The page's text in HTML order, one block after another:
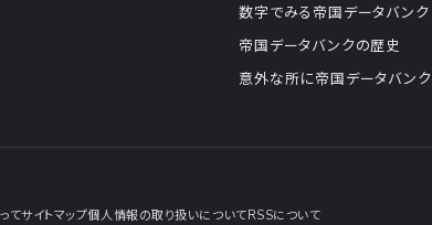
数字でみる帝国データバンク
帝国データバンクの歴史
意外な所に帝国データバンク
てサイトマップ個人情報の取り扱いについてRSSについて